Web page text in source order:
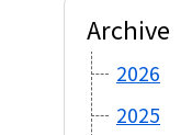
Archive
2026
2025